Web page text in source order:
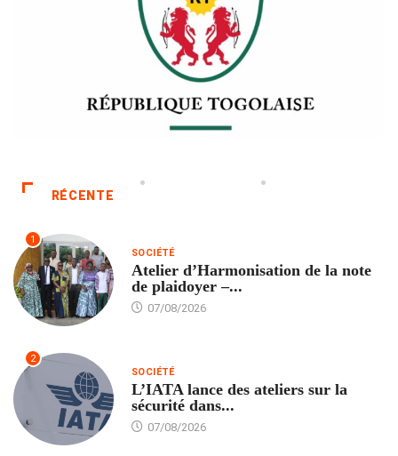
RÉCENTE
1
SOCIÉTÉ
Atelier d’Harmonisation de la note
de plaidoyer –...
07/08/2026
2
SOCIÉTÉ
L’IATA lance des ateliers sur la
sécurité dans...
07/08/2026